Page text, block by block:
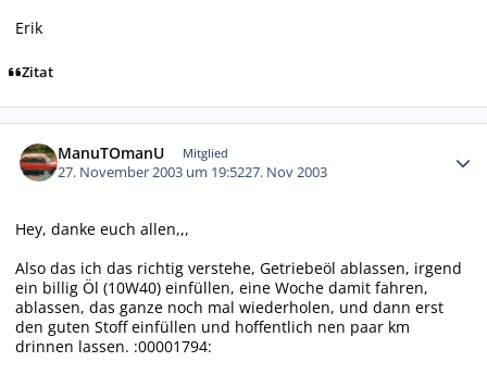
Erik
Zitat
ManuTOmanU Mitglied
27. November 2003 um 19:5227. Nov 2003
Hey, danke euch allen,,,
Also das ich das richtig verstehe, Getriebeöl ablassen, irgend
ein billig Öl (10W40) einfüllen, eine Woche damit fahren,
ablassen, das ganze noch mal wiederholen, und dann erst
den guten Stoff einfüllen und hoffentlich nen paar km
drinnen lassen. :00001794: